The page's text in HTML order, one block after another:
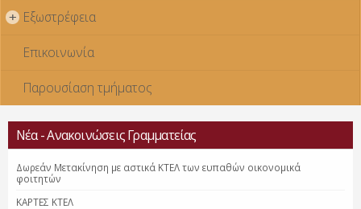
+ Εξωστρέφεια
Επικοινωνία
Παρουσίαση τμήματος
Νέα - Ανακοινώσεις Γραμματείας
Δωρεάν Μετακίνηση με αστικά ΚΤΕΛ των ευπαθών οικονομικά
φοιτητών
ΚΑΡΤΕΣ ΚΤΕΛ